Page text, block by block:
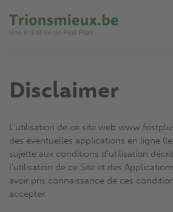
au
contenu
Disclaimer
L’utilisation de ce site web
des éventuelles applications en ligne
sujette aux conditions d’utilisation
l’utilisation de ce Site et des
avoir pris connaissance de ces
accepter.